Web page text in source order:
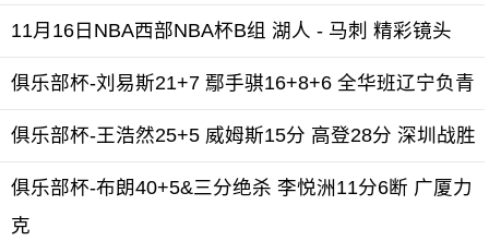
11月16日NBA西部NBA杯B组 湖人 - 马刺 精彩镜头
俱乐部杯-刘易斯21+7 鄢手骐16+8+6 全华班辽宁负青
俱乐部杯-王浩然25+5 威姆斯15分 高登28分 深圳战胜
俱乐部杯-布朗40+5&三分绝杀 李悦洲11分6断 广厦力
克